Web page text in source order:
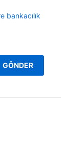
bankacılık